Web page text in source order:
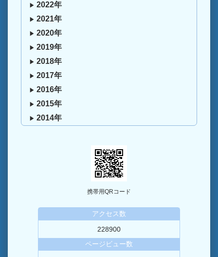
2022年
2021年
2020年
2019年
2018年
2017年
2016年
2015年
2014年
携帯用QRコード
アクセス数
228900
ページビュー数